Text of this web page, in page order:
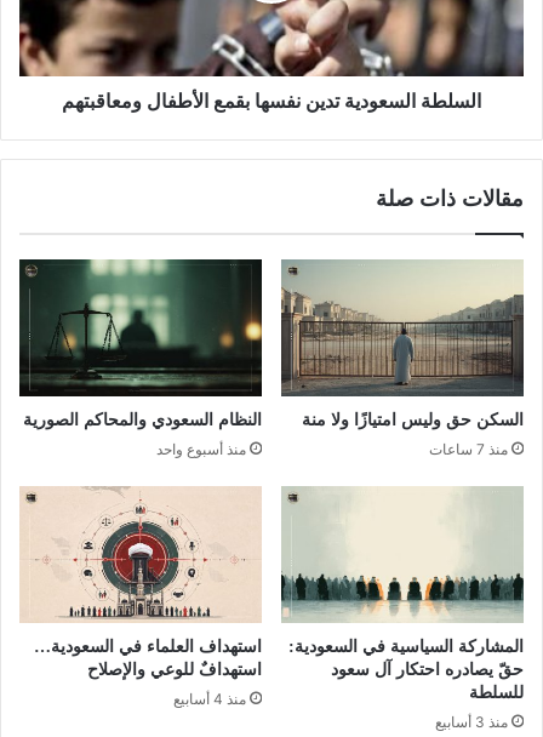
السلطة السعودية تدين نفسها بقمع الأطفال ومعاقبتهم
مقالات ذات صلة
السكن حق وليس امتيازًا ولا منة
منذ 7 ساعات
النظام السعودي والمحاكم الصورية
منذ أسبوع واحد
المشاركة السياسية في السعودية:
حقّ يصادره احتكار آل سعود
للسلطة
منذ 3 أسابيع
استهداف العلماء في السعودية…
استهدافٌ للوعي والإصلاح
منذ 4 أسابيع